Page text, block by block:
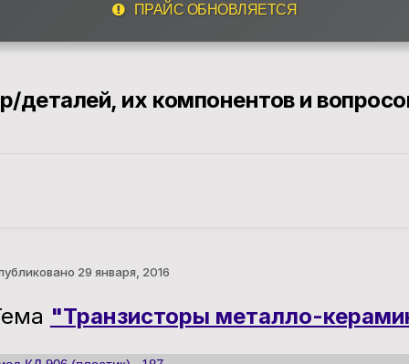
ПРАЙС ОБНОВЛЯЕТСЯ
деталей, их компонентов и
29 января, 2016
"Транзисторы металло-